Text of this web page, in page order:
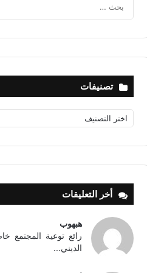
تصنيفات
تصنيفات
أخر التعليقات
هبهوب
رائع توعية المجتمع
الديني...